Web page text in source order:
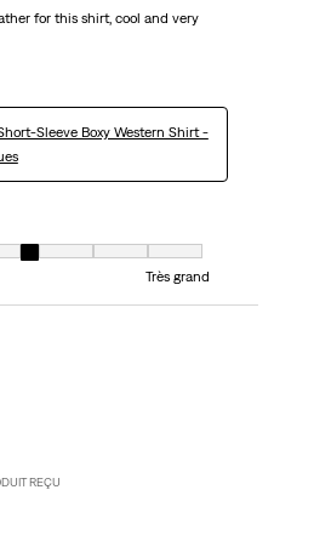
for this shirt, cool and very
Sleeve Boxy Western Shirt -
à Très petit et 7 est égal à Très grand
Très grand
REÇU